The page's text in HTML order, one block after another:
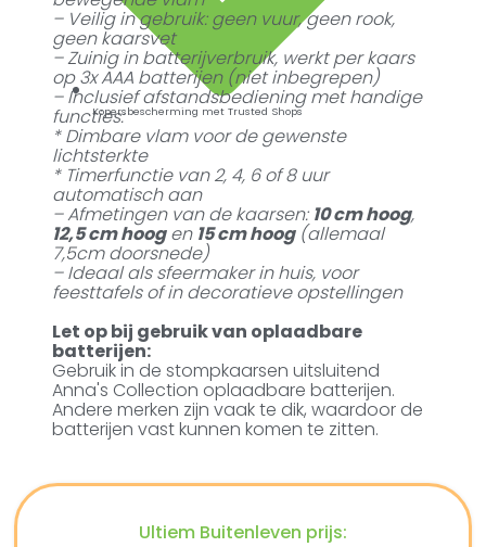
Kopersbescherming met Trusted Shops
– Veilig in gebruik: geen vuur, geen rook,
geen kaarsvet
– Zuinig in batterijverbruik, werkt per kaars
op 3x AAA batterijen (niet inbegrepen)
– Inclusief afstandsbediening met handige
functies:
* Dimbare vlam voor de gewenste
lichtsterkte
* Timerfunctie van 2, 4, 6 of 8 uur
automatisch aan
– Afmetingen van de kaarsen: 10 cm hoog,
12,5 cm hoogen 15 cm hoog(allemaal
7,5cm doorsnede)
– Ideaal als sfeermaker in huis, voor
feesttafels of in decoratieve opstellingen
Let op bij gebruik van oplaadbare
batterijen:
Gebruik in de stompkaarsen uitsluitend
Anna's Collection oplaadbare batterijen.
Andere merken zijn vaak te dik, waardoor de
batterijen vast kunnen komen te zitten.
Ultiem Buitenleven prijs: